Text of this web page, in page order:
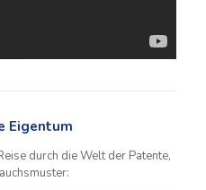
Eigentum
durch die Welt der Patente,